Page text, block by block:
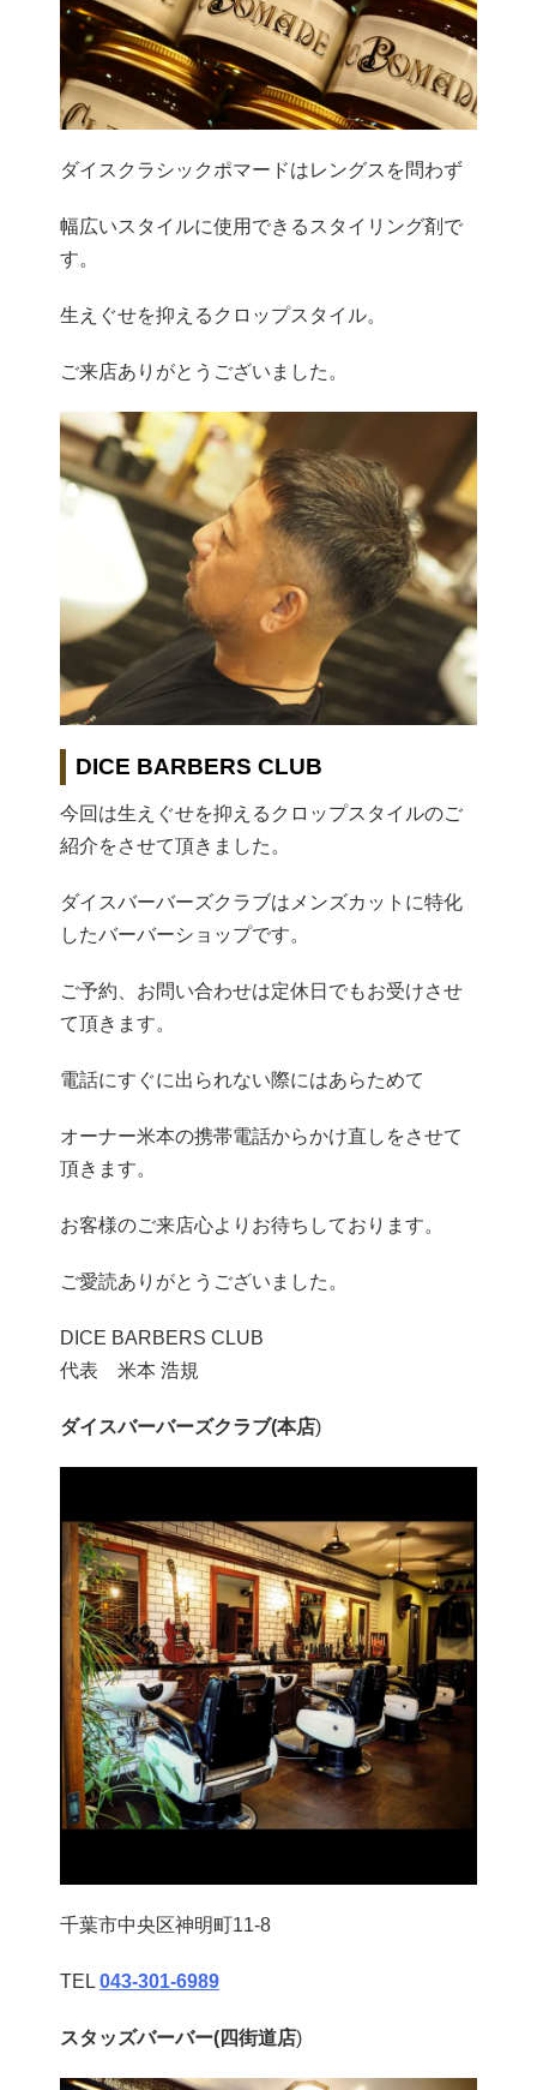
ダイスクラシックポマードはレングスを問わず
幅広いスタイルに使用できるスタイリング剤で
す。
生えぐせを抑えるクロップスタイル。
ご来店ありがとうございました。
DICE BARBERS CLUB
今回は生えぐせを抑えるクロップスタイルのご
紹介をさせて頂きました。
ダイスバーバーズクラブはメンズカットに特化
したバーバーショップです。
ご予約、お問い合わせは定休日でもお受けさせ
て頂きます。
電話にすぐに出られない際にはあらためて
オーナー米本の携帯電話からかけ直しをさせて
頂きます。
お客様のご来店心よりお待ちしております。
ご愛読ありがとうございました。
DICE BARBERS CLUB
代表 米本 浩規
ダイスバーバーズクラブ(本店)
千葉市中央区神明町11-8
TEL 043‐301‐6989
スタッズバーバー(四街道店)